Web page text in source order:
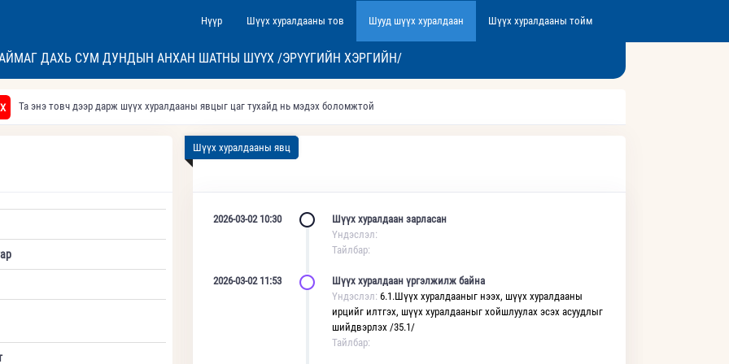
Нүүр Шүүх хуралдааны тов Шууд шүүх хуралдаан Шүүх хуралдааны тойм
ДАХЬ СУМ ДУНДЫН АНХАН ШАТНЫ ШҮҮХ /ЭРҮҮГИЙН ХЭРГИЙН/
Та энэ товч дээр дарж шүүх хуралдааны явцыг цаг тухайд нь мэдэх боломжтой
Шүүх хуралдааны явц
2026-03-02 10:30
Шүүх хуралдаан зарласан
Үндэслэл:
Тайлбар:
2026-03-02 11:53
Шүүх хуралдаан үргэлжилж байна
Үндэслэл: 6.1.Шүүх хуралдааныг нээх, шүүх хуралдааны
ирцийг илтгэх, шүүх хуралдааныг хойшлуулах эсэх асуудлыг
шийдвэрлэх /35.1/
Тайлбар: